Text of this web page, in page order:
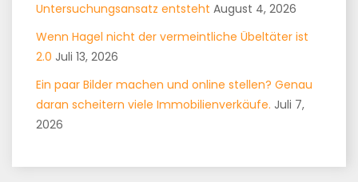
Untersuchungsansatz entsteht August 4, 2026
Wenn Hagel nicht der vermeintliche Übeltäter ist
2.0 Juli 13, 2026
Ein paar Bilder machen und online stellen? Genau
daran scheitern viele Immobilienverkäufe. Juli 7,
2026